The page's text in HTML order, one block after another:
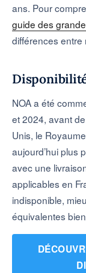
ans. Pour
guide des
différences entre
NOA a été
et 2024, avant
Unis, le
aujourd’hui plus
avec une
applicables en
indisponible,
équivalentes